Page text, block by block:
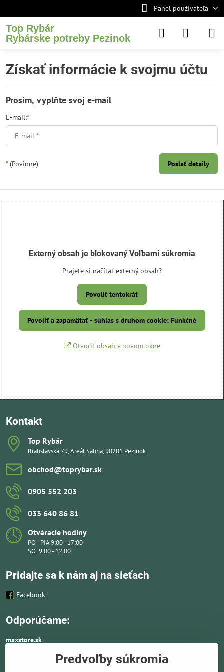
Panel používateľa
Top Rybár
Rybárske potreby Pezinok
Získať informácie k svojmu účtu
Prosím, vyplňte svoj e-mail
E-mail:*
*(Povinné) Poslať detaily
Externý obsah je blokovaný Voľbami súkromia
Prajete si načítať externý obsah?
Povoliť tentokrát
Povoliť a zapamätať - súhlas s druhom cookie: Funkčné
Otvoriť obsah v novom okne
Kontakt
Top Rybár
Bratislavská 79, Areál Satina, 90201 Pezinok
obchod​@toprybar​.sk
0905 552 203
033 640 86 81
Otváracie hodiny
PO - PIA 9:00 - 17:00
SO: 9:00 - 12:00
Pridajte sa k nám aj na sieťach
Facebook
Odporúčame:
maxstore.sk
Kvalitné nafukovacie člny a lodné elektromotory
vhodné aj k moru a doplnky ako záchranné vesty,
Predvoľby súkromia